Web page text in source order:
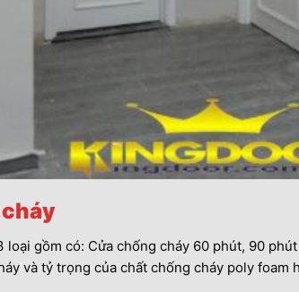
gồm có: Cửa chống cháy 60 phút, 90
và tỷ trọng của chất chống cháy poly foam